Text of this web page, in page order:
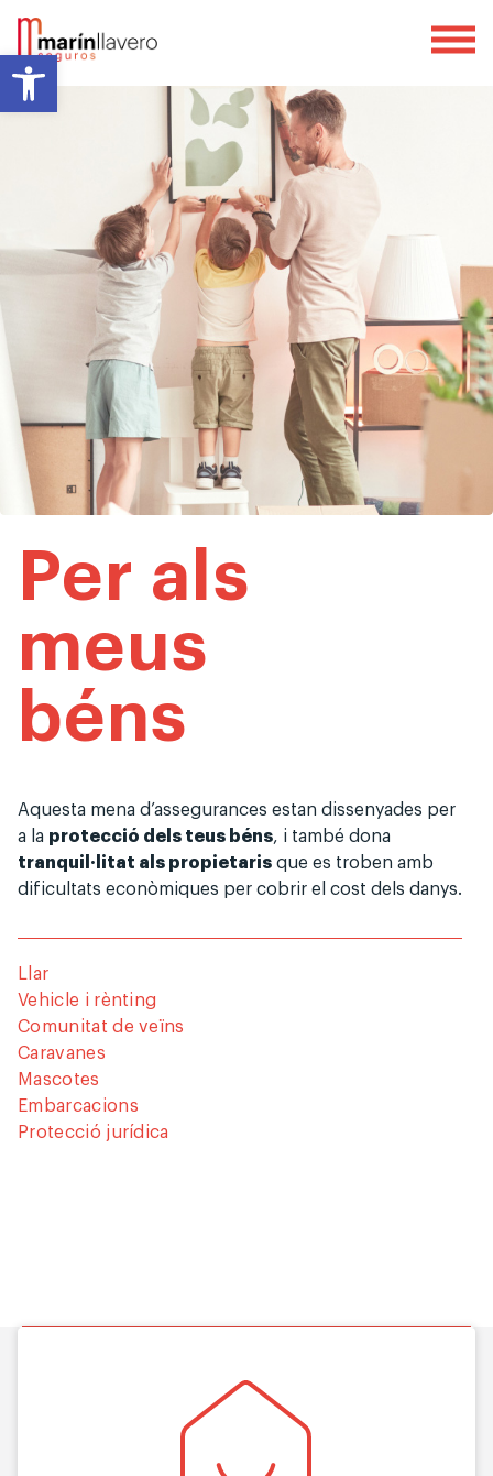
Obre la barra d'eines
Per als
meus
béns
Aquesta mena d’assegurances estan dissenyades per
a la protecció dels teus béns, i també dona
tranquil·litat als propietaris que es troben amb
dificultats econòmiques per cobrir el cost dels danys.
Llar
Vehicle i rènting
Comunitat de veïns
Caravanes
Mascotes
Embarcacions
Protecció jurídica